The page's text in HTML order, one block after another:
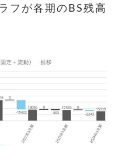
フが各期のBS残高